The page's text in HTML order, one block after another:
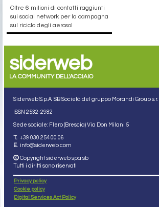
Oltre 6 milioni di contatti raggiunti
sui social network per la campagna
sul riciclo degli aerosol
siderweb
LA COMMUNITY DELL'ACCIAIO
Siderweb S.p.A. SB Società del gruppo Morandi Group s.r.l.
ISSN 2532-2982
Sede sociale: Flero (Brescia) Via Don Milani 5
T. +39 030 254 00 06
E. info@siderweb.com
Copyright siderweb spa sb
Tutti i diritti sono riservati
Privacy policy
Cookie policy
Digital Services Act Policy